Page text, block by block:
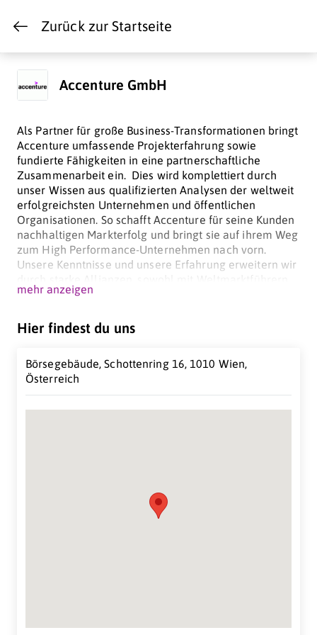
Zurück zur Startseite
Accenture GmbH
Als Partner für große Business-Transformationen bringt
Accenture umfassende Projekterfahrung sowie
fundierte Fähigkeiten in eine partnerschaftliche
Zusammenarbeit ein. Dies wird komplettiert durch
unser Wissen aus qualifizierten Analysen der weltweit
erfolgreichsten Unternehmen und öffentlichen
Organisationen. So schafft Accenture für seine Kunden
nachhaltigen Markterfolg und bringt sie auf ihrem Weg
zum High Performance-Unternehmen nach vorn.
Unsere Kenntnisse und unsere Erfahrung erweitern wir
als auch mit aufstrebenden Technologieunternehmen.
Mitbewerbern Spitzen-Tools, -Technologien und -
mehr anzeigen
Hier findest du uns
Börsegebäude, Schottenring 16, 1010 Wien,
Österreich